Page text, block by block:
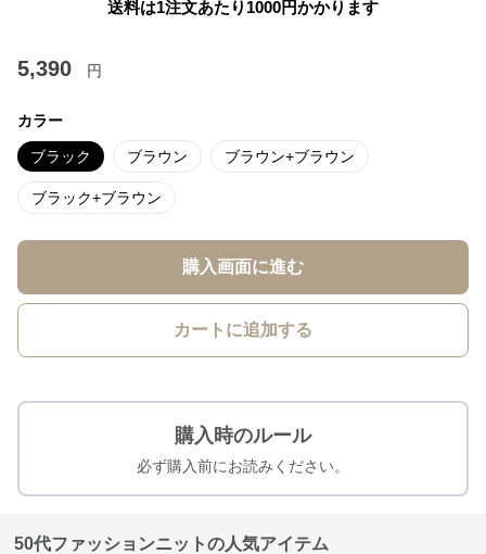
送料は1注文あたり 1000円かかります
5,390 円
カラー
ブラック ブラウン ブラウン+ブラウン
ブラック+ブラウン
購入画面に進む
カートに追加する
購入時のルール
必ず購入前にお読みください。
50代ファッションニットの人気アイテム